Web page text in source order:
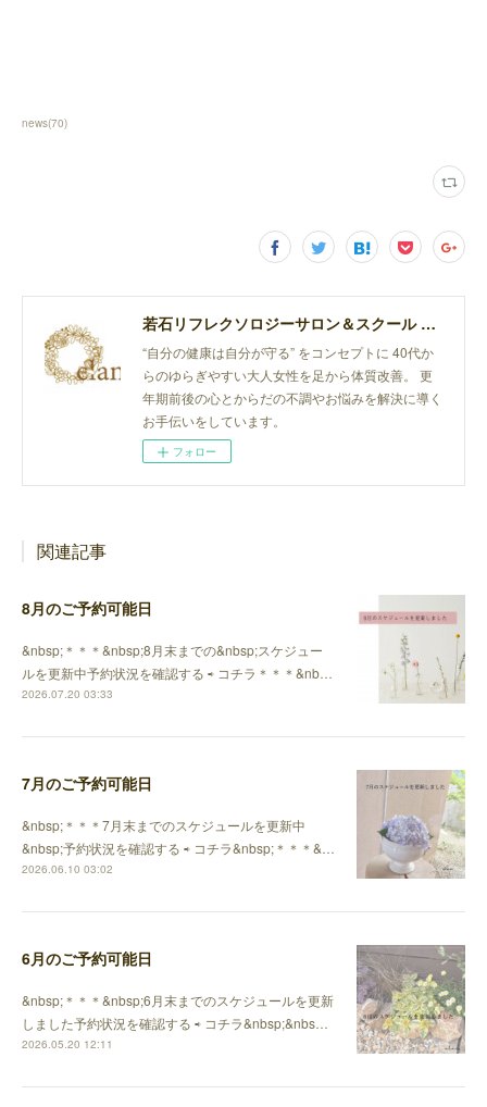
news(70)
若石リフレクソロジーサロン＆スクール elan
“自分の健康は自分が守る” をコンセプトに 40代か
らのゆらぎやすい大人女性を足から体質改善。 更
年期前後の心とからだの不調やお悩みを解決に導く
お手伝いをしています。
フォロー
関連記事
8月のご予約可能日
&nbsp;＊＊＊&nbsp;8月末までの&nbsp;スケジュー
ルを更新中予約状況を確認する ⇨ コチラ＊＊＊&nb…
2026.07.20 03:33
7月のご予約可能日
&nbsp;＊＊＊7月末までのスケジュールを更新中
&nbsp;予約状況を確認する ⇨ コチラ&nbsp;＊＊＊&…
2026.06.10 03:02
6月のご予約可能日
&nbsp;＊＊＊&nbsp;6月末までのスケジュールを更新
しました予約状況を確認する ⇨ コチラ&nbsp;&nbs…
2026.05.20 12:11